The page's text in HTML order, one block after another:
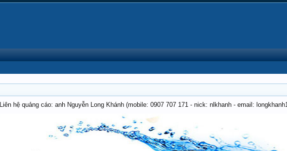
Liên hệ quảng cáo: anh Nguyễn Long Khánh (mobile: 0907 707 171 - nick: nlkhanh - email: